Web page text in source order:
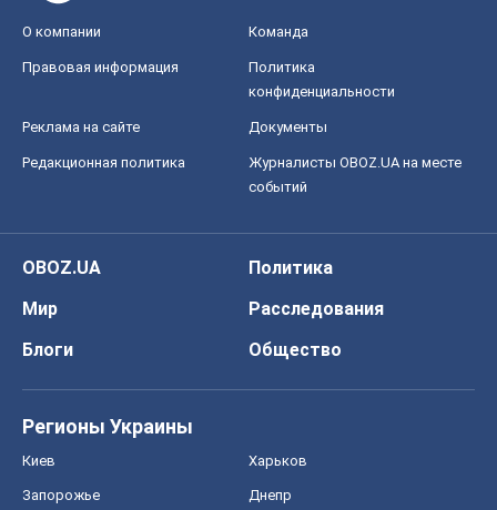
О компании Команда
Правовая информация
Политика
конфиденциальности
Реклама на сайте Документы
Редакционная политика
Журналисты OBOZ.UA на месте
событий
OBOZ.UA
Политика
Мир
Расследования
Блоги
Общество
Регионы Украины
Киев Харьков
Запорожье Днепр